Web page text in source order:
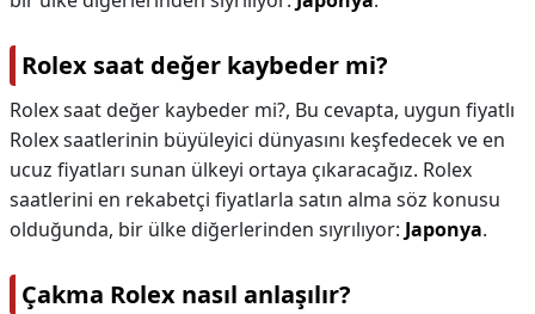
Rolex saat değer kaybeder mi?
Rolex saat değer kaybeder mi?, Bu cevapta, uygun fiyatlı
Rolex saatlerinin büyüleyici dünyasını keşfedecek ve en
ucuz fiyatları sunan ülkeyi ortaya çıkaracağız. Rolex
saatlerini en rekabetçi fiyatlarla satın alma söz konusu
olduğunda, bir ülke diğerlerinden sıyrılıyor: Japonya.
Çakma Rolex nasıl anlaşılır?